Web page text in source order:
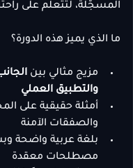
المسجّلة، لتتعلّم على
ما الذي يميز هذه الدورة؟
مزيج مثالي بين
والتطبيق العملي
أمثلة حقيقية على
والصفقات الآمنة
بلغة عربية واضحة
مصطلحات معقدة